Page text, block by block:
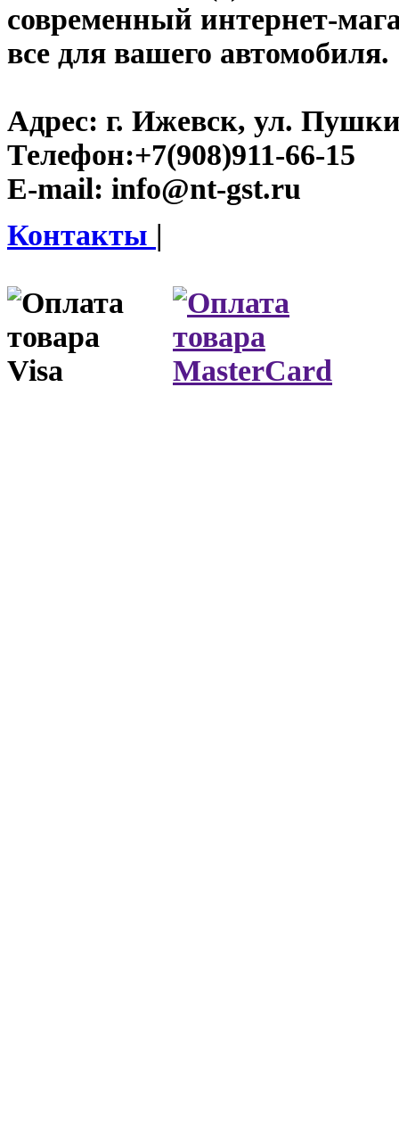
современный интернет-
все для вашего автомобиля.
Адрес: г. Ижевск, ул.
Телефон:+7(908)911-66-15
E-mail: info@nt-gst.ru
Контакты |